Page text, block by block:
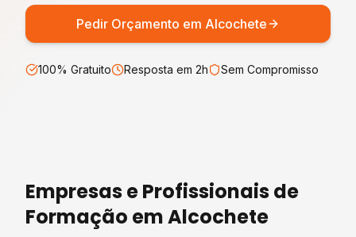
Pedir Orçamento em Alcochete
100% Gratuito Resposta em 2h Sem Compromisso
Empresas e Profissionais de
Formação emAlcochete